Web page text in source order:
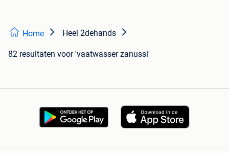
Home Heel 2dehands
82 resultaten voor 'vaatwasser zanussi'